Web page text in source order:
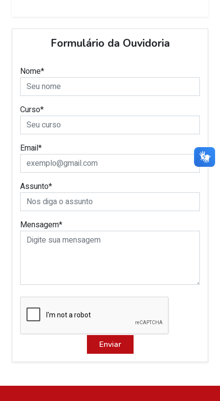
Formulário da Ouvidoria
Nome*
Curso*
Email*
Assunto*
Mensagem*
Enviar